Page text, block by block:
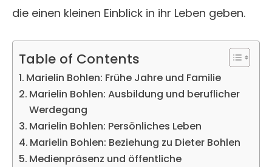
die einen kleinen Einblick in ihr Leben geben.
Table of Contents
Marielin Bohlen: Frühe Jahre und Familie
Marielin Bohlen: Ausbildung und beruflicher
Werdegang
Marielin Bohlen: Persönliches Leben
Marielin Bohlen: Beziehung zu Dieter Bohlen
Medienpräsenz und öffentliche